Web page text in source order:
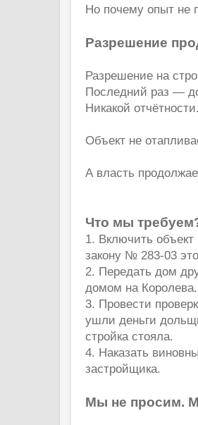
Но почему опыт не
Разрешение
Разрешение на
Последний раз —
Никакой отчётности.
Объект не
А власть
Что мы
1. Включить
закону № 283-03
2. Передать дом
домом на Королева.
3. Провести
ушли деньги
стройка стояла.
4. Наказать
застройщика.
Мы не просим.